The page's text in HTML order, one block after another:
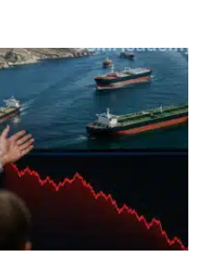
80 dollars après